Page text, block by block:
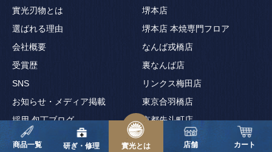
實光刃物とは
選ばれる理由
会社概要
受賞歴
SNS
お知らせ・メディア掲載
採用 包丁ブログ
堺本店
堺本店 本焼専門フロア
なんば戎橋店
裏なんば店
リンクス梅田店
東京合羽橋店
京都先斗町店
京都錦寺町店
商品一覧 研ぎ・修理 實光とは 店舗 カート